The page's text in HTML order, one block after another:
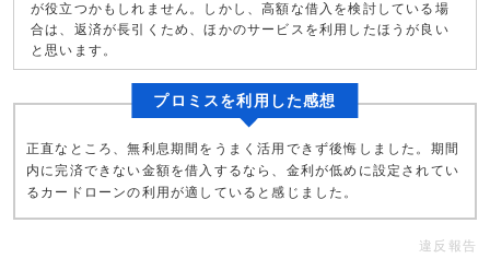
が役立つかもしれません。しかし、高額な借入を検討している場
合は、返済が長引くため、ほかのサービスを利用したほうが良い
と思います。
プロミスを利用した感想
正直なところ、無利息期間をうまく活用できず後悔しました。期間
内に完済できない金額を借入するなら、金利が低めに設定されてい
るカードローンの利用が適していると感じました。
違反報告